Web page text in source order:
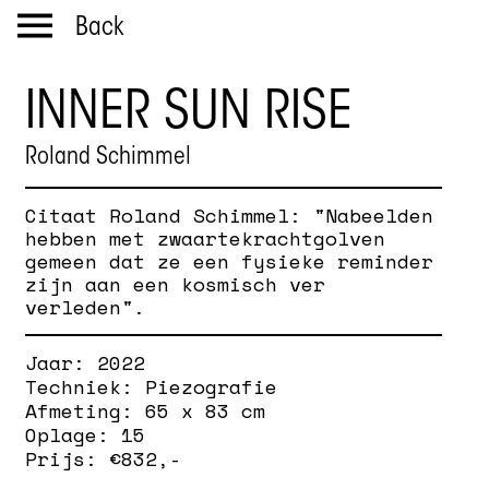
Back
INNER SUN RISE
Roland Schimmel
Citaat Roland Schimmel: "Nabeelden
hebben met zwaartekrachtgolven
gemeen dat ze een fysieke reminder
zijn aan een kosmisch ver
verleden".
Jaar: 2022
Techniek: Piezografie
Afmeting:65 x 83 cm
Oplage: 15
Prijs: €832,-